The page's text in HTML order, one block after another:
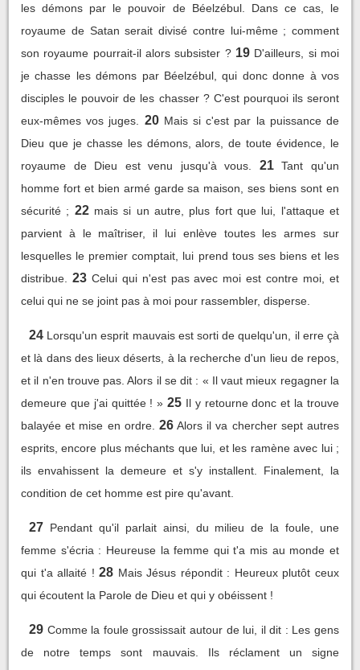
les démons par le pouvoir de Béelzébul. Dans ce cas, le
royaume de Satan serait divisé contre lui-même ; comment
son royaume pourrait-il alors subsister ? 19 D'ailleurs, si moi
je chasse les démons par Béelzébul, qui donc donne à vos
disciples le pouvoir de les chasser ? C'est pourquoi ils seront
eux-mêmes vos juges.
20 Mais si c'est par la puissance de
Dieu que je chasse les démons, alors, de toute évidence, le
royaume de Dieu est venu jusqu'à vous.
21 Tant qu'un
homme fort et bien armé garde sa maison, ses biens sont en
sécurité ; 22 mais si un autre, plus fort que lui, l'attaque et
parvient à le maîtriser, il lui enlève toutes les armes sur
lesquelles le premier comptait, lui prend tous ses biens et les
distribue.
23 Celui qui n'est pas avec moi est contre moi, et
celui qui ne se joint pas à moi pour rassembler, disperse.
24 Lorsqu'un esprit mauvais est sorti de quelqu'un, il erre çà
et là dans des lieux déserts, à la recherche d'un lieu de repos,
et il n'en trouve pas. Alors il se dit : « Il vaut mieux regagner la
demeure que j'ai quittée ! » 25 Il y retourne donc et la trouve
balayée et mise en ordre. 26 Alors il va chercher sept autres
esprits, encore plus méchants que lui, et les ramène avec lui ;
ils envahissent la demeure et s'y installent. Finalement, la
condition de cet homme est pire qu'avant.
27 Pendant qu'il parlait ainsi, du milieu de la foule, une
femme s'écria : Heureuse la femme qui t'a mis au monde et
qui t'a allaité ! 28 Mais Jésus répondit : Heureux plutôt ceux
qui écoutent la Parole de Dieu et qui y obéissent !
29 Comme la foule grossissait autour de lui, il dit : Les gens
de notre temps sont mauvais. Ils réclament un signe